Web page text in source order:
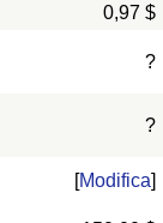
0,97 $
?
?
[Modifica]